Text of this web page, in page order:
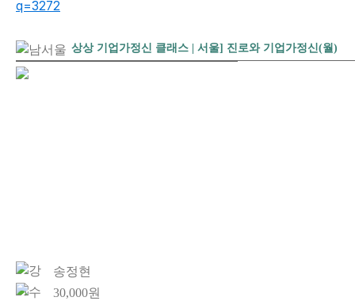
q=3272
상상 기업가정신 클래스 | 서울] 진로와 기업가정신(월)
송정현
30,000원